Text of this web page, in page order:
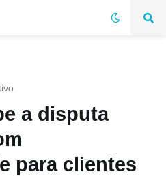
a disputa
para clientes